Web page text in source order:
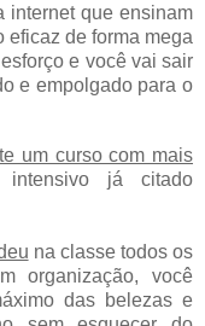
internet que ensinam
eficaz de forma mega
e você vai sair
e empolgado para o
um curso com mais
já citado
na classe todos os
organização, você
das belezas e